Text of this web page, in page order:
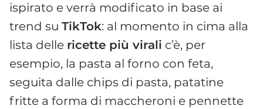
ispirato e verrà modificato in base ai
trend su TikTok: al momento in cima alla
lista delle ricette più virali c’è, per
esempio, la pasta al forno con feta,
seguita dalle chips di pasta, patatine
fritte a forma di maccheroni e pennette